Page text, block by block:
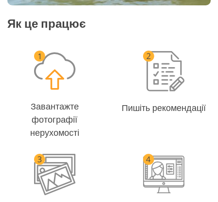
Як це працює
Завантажте
фотографії
нерухомості
Пишіть рекомендації